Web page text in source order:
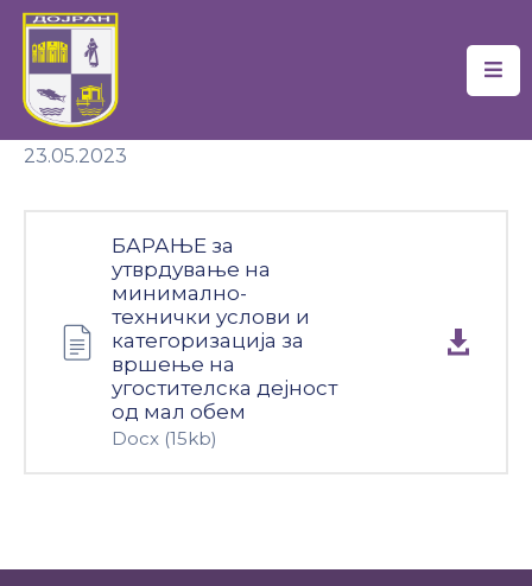
Почетна
Локална
Документи
23.05.2023
БАРАЊЕ за
утврдување на
минимално-
технички услови и
категоризација за
вршење на
угостителска дејност
од мал обем
Docx (15kb)